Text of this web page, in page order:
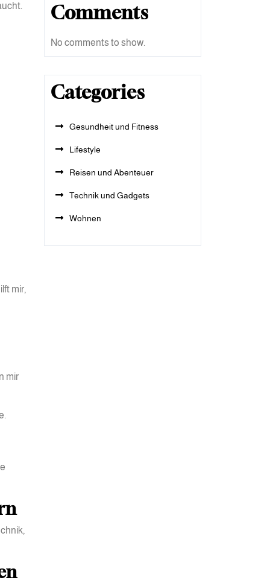
mir,
mir
Comments
No comments to show.
Categories
Gesundheit und Fitness
Lifestyle
Reisen und Abenteuer
Technik und Gadgets
Wohnen